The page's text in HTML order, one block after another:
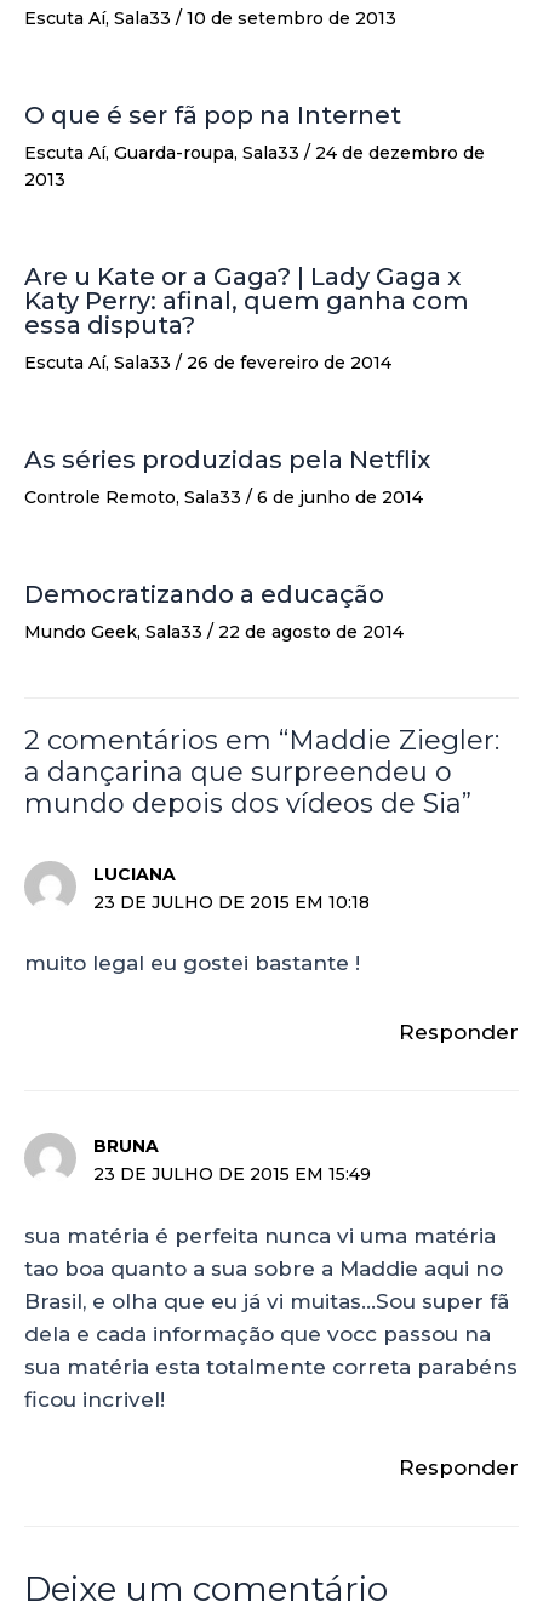
Escuta Aí, Sala33 / 10 de setembro de 2013
O que é ser fã pop na Internet
Escuta Aí, Guarda-roupa, Sala33 / 24 de dezembro de
2013
Are u Kate or a Gaga? | Lady Gaga x
Katy Perry: afinal, quem ganha com
essa disputa?
Escuta Aí, Sala33 / 26 de fevereiro de 2014
As séries produzidas pela Netflix
Controle Remoto, Sala33 / 6 de junho de 2014
Democratizando a educação
Mundo Geek, Sala33 / 22 de agosto de 2014
2 comentários em “Maddie Ziegler:
a dançarina que surpreendeu o
mundo depois dos vídeos de Sia”
LUCIANA
23 DE JULHO DE 2015 EM 10:18
muito legal eu gostei bastante !
Responder
BRUNA
23 DE JULHO DE 2015 EM 15:49
sua matéria é perfeita nunca vi uma matéria
tao boa quanto a sua sobre a Maddie aqui no
Brasil, e olha que eu já vi muitas…Sou super fã
dela e cada informação que vocc passou na
sua matéria esta totalmente correta parabéns
ficou incrivel!
Responder
Deixe um comentário